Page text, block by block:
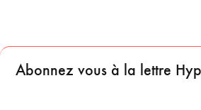
Abonnez vous à la lettre